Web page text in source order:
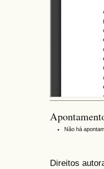
Não há
Direitos